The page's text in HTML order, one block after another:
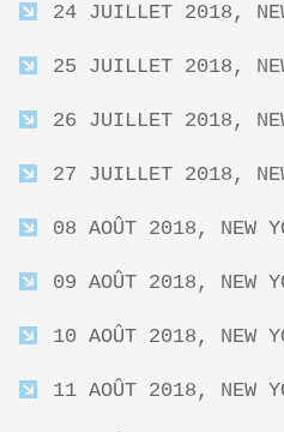
24 JUILLET 2018,
25 JUILLET 2018,
26 JUILLET 2018,
27 JUILLET 2018,
08 AOÛT 2018, NEW
09 AOÛT 2018, NEW
10 AOÛT 2018, NEW
11 AOÛT 2018, NEW